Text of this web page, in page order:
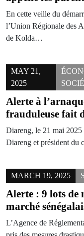
En cette veille du
l’Union Régionale des
de Kolda…
MAY 21,
2025
Alerte à
frauduleuse fait
Diareng, le 21 mai
Diareng et président du
MARCH 19, 2025
Alerte : 9 lots de
marché
L’Agence de